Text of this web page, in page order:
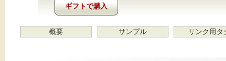
ギフトで購入
概要 サンプル リンク用タ